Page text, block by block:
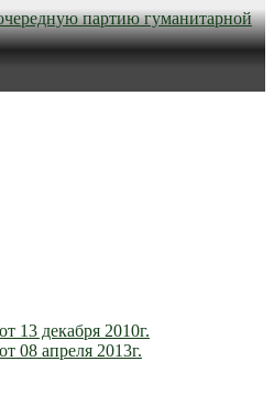
партию гуманитарной
13 декабря 2010г.
08 апреля 2013г.